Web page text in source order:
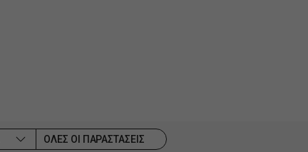
ΟΛΕΣ ΟΙ ΠΑΡΑΣΤΑΣΕΙΣ